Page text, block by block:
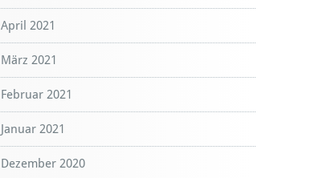
April 2021
März 2021
Februar 2021
Januar 2021
Dezember 2020